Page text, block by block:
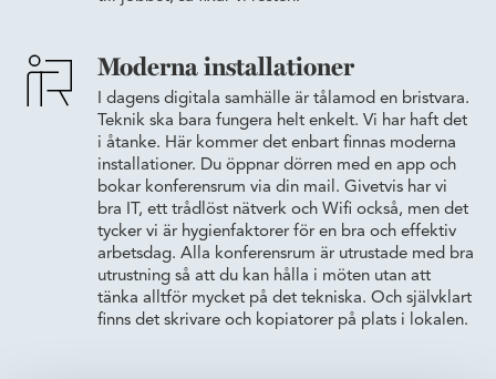
Moderna installationer
I dagens digitala samhälle är tålamod en bristvara.
Teknik ska bara fungera helt enkelt. Vi har haft det
i åtanke. Här kommer det enbart finnas moderna
installationer. Du öppnar dörren med en app och
bokar konferensrum via din mail. Givetvis har vi
bra IT, ett trådlöst nätverk och Wifi också, men det
tycker vi är hygienfaktorer för en bra och effektiv
arbetsdag. Alla konferensrum är utrustade med bra
utrustning så att du kan hålla i möten utan att
tänka alltför mycket på det tekniska. Och självklart
finns det skrivare och kopiatorer på plats i lokalen.